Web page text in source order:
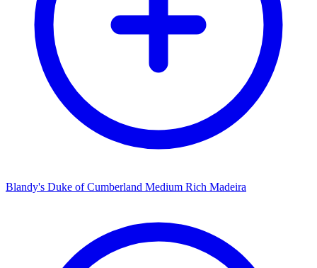
Blandy's Duke of Cumberland Medium Rich Madeira